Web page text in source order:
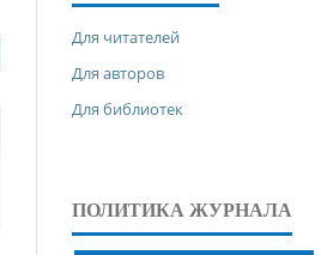
Для читателей
Для авторов
Для библиотек
ПОЛИТИКА ЖУРНАЛА